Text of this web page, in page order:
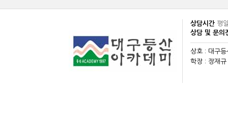
상담시간 평
상담 및 문의
상호 : 대구등
학장 : 장재규